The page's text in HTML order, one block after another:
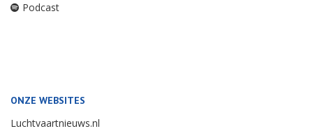
Podcast
ONZE WEBSITES
Luchtvaartnieuws.nl